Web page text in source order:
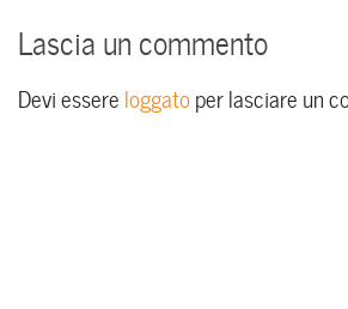
Lascia un commento
Devi essere loggatoper lasciare un